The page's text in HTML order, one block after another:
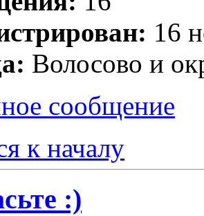
16
Волосово и
сообщение
к началу
:)